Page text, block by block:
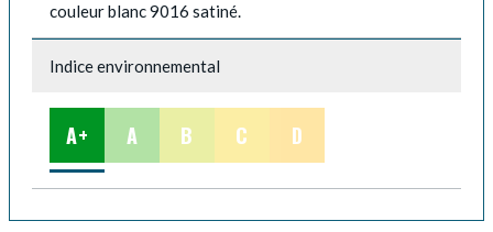
couleur blanc 9016 satiné.
Indice environnemental
A+ A B C D